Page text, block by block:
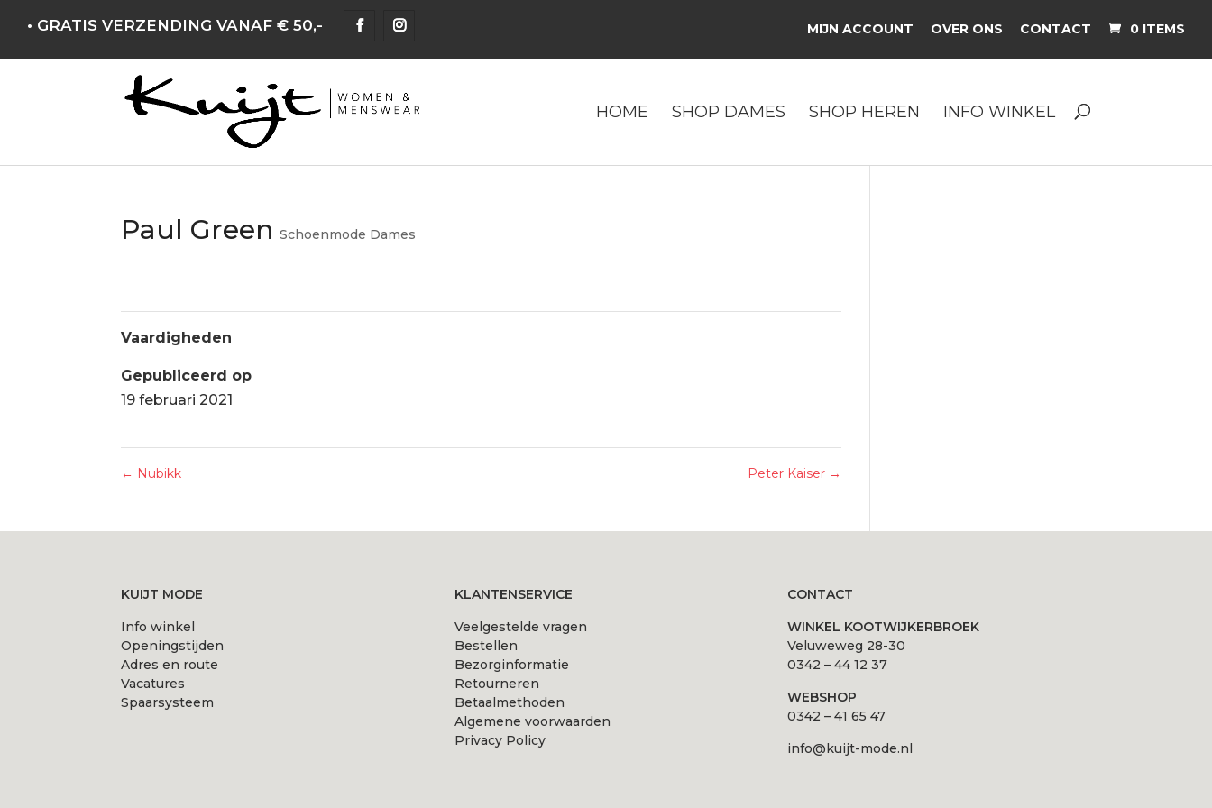
• GRATIS VERZENDING VANAF € 50,- MIJN ACCOUNT OVER ONS CONTACT 0 ITEMS
HOME SHOP DAMES SHOP HEREN INFO WINKEL
Paul Green Schoenmode Dames
Vaardigheden
Gepubliceerd op
19 februari 2021
← Nubikk Peter Kaiser →
KUIJT MODE
Info winkel
Openingstijden
Adres en route
Vacatures
Spaarsysteem
KLANTENSERVICE
Veelgestelde vragen
Bestellen
Bezorginformatie
Retourneren
Betaalmethoden
Algemene voorwaarden
Privacy Policy
CONTACT
WINKEL KOOTWIJKERBROEK
Veluweweg 28-30
0342 – 44 12 37
WEBSHOP
0342 – 41 65 47
info@kuijt-mode.nl